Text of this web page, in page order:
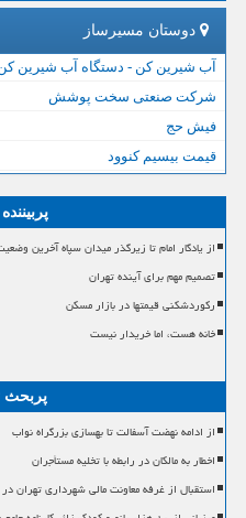
دوستان مسیرساز
آب شیرین کن - دستگاه آب شیرین
شرکت صنعتی سخت پوشش
فیش حج
قیمت بیسیم کنوود
از یادگار امام تا زیرگذر میدان سپاه آخرین
تصمیم مهم برای آینده تهران
رکوردشکنی قیمتها در بازار مسکن
خانه هست، اما خریدار نیست
پربحث
از ادامه نهضت آسفالت تا بهسازی بزرگراه نواب
اخطار به مالکان در رابطه با تخلیه مستأجران
استقبال از غرفه معاونت مالی شهرداری تهران در